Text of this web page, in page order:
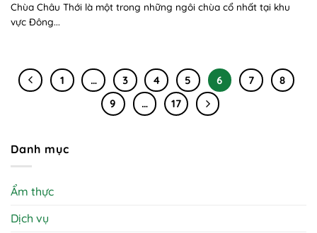
Chùa Châu Thới là một trong những ngôi chùa cổ nhất tại khu
vực Đông...
1 … 3 4 5 6 7
8
9
… 17
Danh mục
Ẩm thực
Dịch vụ